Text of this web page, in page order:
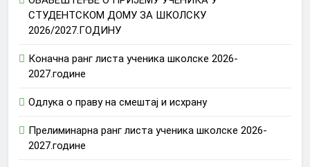
СТУДЕНТСКОМ ДОМУ ЗА ШКОЛСКУ
2026/2027.ГОДИНУ
Коначна ранг листа ученика школске 2026-
2027.године
Одлука о праву на смештај и исхрану
Прелиминарна ранг листа ученика школске 2026-
2027.године